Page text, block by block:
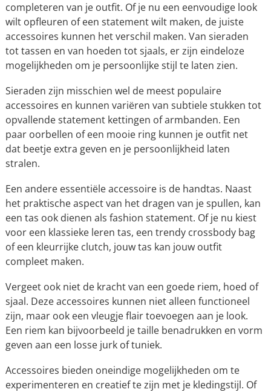
completeren van je outfit. Of je nu een eenvoudige look
wilt opfleuren of een statement wilt maken, de juiste
accessoires kunnen het verschil maken. Van sieraden
tot tassen en van hoeden tot sjaals, er zijn eindeloze
mogelijkheden om je persoonlijke stijl te laten zien.
Sieraden zijn misschien wel de meest populaire
accessoires en kunnen variëren van subtiele stukken tot
opvallende statement kettingen of armbanden. Een
paar oorbellen of een mooie ring kunnen je outfit net
dat beetje extra geven en je persoonlijkheid laten
stralen.
Een andere essentiële accessoire is de handtas. Naast
het praktische aspect van het dragen van je spullen, kan
een tas ook dienen als fashion statement. Of je nu kiest
voor een klassieke leren tas, een trendy crossbody bag
of een kleurrijke clutch, jouw tas kan jouw outfit
compleet maken.
Vergeet ook niet de kracht van een goede riem, hoed of
sjaal. Deze accessoires kunnen niet alleen functioneel
zijn, maar ook een vleugje flair toevoegen aan je look.
Een riem kan bijvoorbeeld je taille benadrukken en vorm
geven aan een losse jurk of tuniek.
Accessoires bieden oneindige mogelijkheden om te
experimenteren en creatief te zijn met je kledingstijl. Of